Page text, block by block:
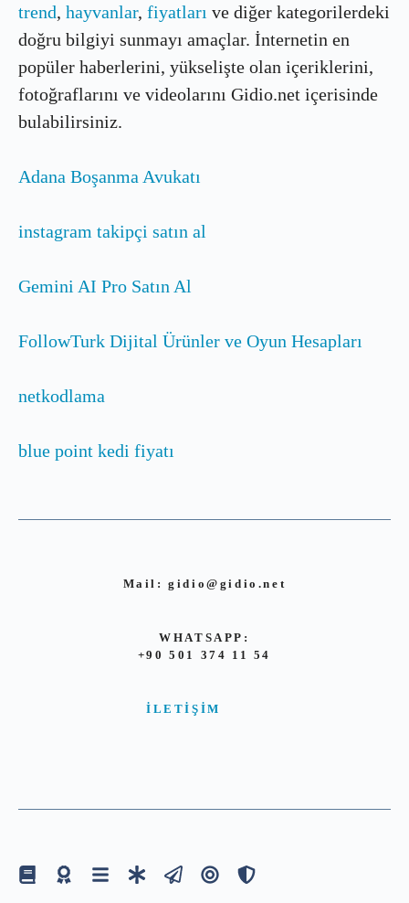
trend, hayvanlar, fiyatları ve diğer kategorilerdeki
doğru bilgiyi sunmayı amaçlar. İnternetin en
popüler haberlerini, yükselişte olan içeriklerini,
fotoğraflarını ve videolarını Gidio.net içerisinde
bulabilirsiniz.
Adana Boşanma Avukatı
instagram takipçi satın al
Gemini AI Pro Satın Al
FollowTurk Dijital Ürünler ve Oyun Hesapları
netkodlama
blue point kedi fiyatı
Mail: gidio@gidio.net
WHATSAPP:
+90 501 374 11 54
İLETIŞIM